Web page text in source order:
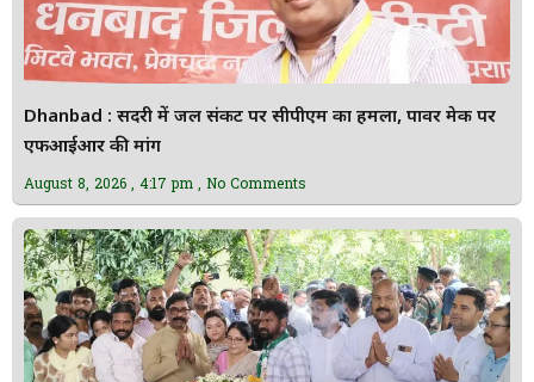
Dhanbad : सिंदरी में जल संकट पर सीपीएम का हमला, पावर मेक पर
एफआईआर की मांग
August 8, 2026 4:17 pm No Comments